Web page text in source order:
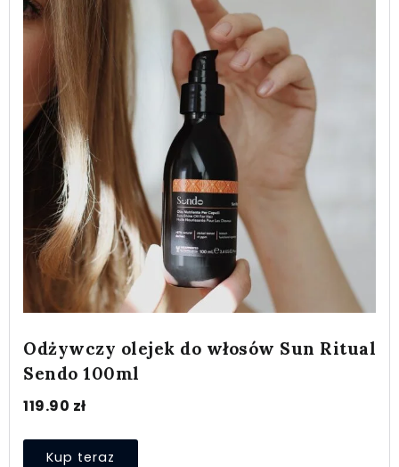
Odżywczy olejek do włosów Sun Ritual
Sendo 100ml
119.90 zł
Kup teraz